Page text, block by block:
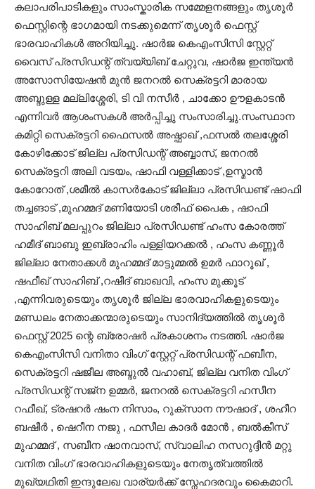
കലാപരിപാടികളും സാംസ്കാരിക സമ്മേളനങ്ങളും തൃശൂർ
ഫെസ്റ്റിന്റെ ഭാഗമായി നടക്കുമെന്ന് തൃശൂർ ഫെസ്റ്റ്
ഭാരവാഹികൾ അറിയിച്ചു. ഷാർജ കെഎംസിസി സ്റ്റേറ്റ്
വൈസ് പ്രസിഡന്റ്‌ ത്വയ്യിബ് ചേറ്റുവ, ഷാർജ ഇന്ത്യൻ
അസോസിയേഷൻ മുൻ ജനറൽ സെക്രട്ടറി മാരായ
അബ്ദുള്ള മല്ലിശ്ശേരി, ടി വി നസീർ , ചാക്കോ ഊളകാടൻ
എന്നിവർ ആശംസകൾ അർപ്പിച്ചു സംസാരിച്ചു.സംസ്ഥാന
കമിറ്റി സെക്രട്ടറി ഫൈസൽ അഷ്ഫാഖ് ,ഫസൽ തലശ്ശേരി
കോഴിക്കോട് ജില്ല പ്രസിഡന്റ്‌ അബ്ബാസ്‌, ജനറൽ
സെക്രട്ടറി അലി വടയം, ഷാഫി വള്ളിക്കാട് ,ഉസ്മാൻ
കോറോത് ,ശമീൽ കാസർകോട് ജില്ലാ പ്രസിഡണ്ട് ഷാഫി
തച്ചങാട് ,മുഹമ്മദ് മണിയോടി ശരീഫ് പൈക , ഷാഫി
സാഹിബ് മലപ്പുറം ജില്ലാ പ്രസിഡണ്ട് ഹംസ കോരത്ത്
ഹമീദ് ബാബു ഇബ്രാഹിം പള്ളിയറക്കൽ , ഹംസ കണ്ണൂർ
ജില്ലാ നേതാക്കൾ മുഹമ്മദ് മാട്ടുമ്മൽ ഉമർ ഫാറൂഖ് ,
ഷഫീഖ് സാഹിബ് ,റഷീദ് ബാഖവി, ഹംസ മുക്കൂട്
,എന്നിവരുടെയും തൃശൂർ ജില്ല ഭാരവാഹികളുടെയും
മണ്ഡലം നേതാക്കന്മാരുടെയും സാനിദ്യത്തിൽ തൃശൂർ
ഫെസ്റ്റ് 2025 ന്റെ ബ്രോഷർ പ്രകാശനം നടത്തി. ഷാർജ
കെഎംസിസി വനിതാ വിംഗ് സ്റ്റേറ്റ് പ്രസിഡന്റ്‌ ഫബീന,
സെക്രട്ടറി ഷജീല അബ്ദുൽ വഹാബ്, ജില്ല വനിത വിംഗ്
പ്രസിഡന്റ്‌ സജ്‌ന ഉമ്മർ, ജനറൽ സെക്രട്ടറി ഹസീന
റഫീഖ്, ട്രഷറർ ഷംന നിസാം, റുക്‌സാന നൗഷാദ് , ശഹീറ
ബഷീർ , ഷെറീന നജു , ഫസീല കാദർ മോൻ , ബൽകീസ്
മുഹമ്മദ്‌ , സബീന ഷാനവാസ്‌, സ്വാലിഹ നസറുദ്ദീൻ മറ്റു
വനിത വിംഗ് ഭാരവാഹികളുടെയും നേതൃത്വത്തിൽ
മുഖ്യഥിതി ഇന്ദുലേഖ വാര്യർക്ക് സ്നേഹദരവും കൈമാറി.